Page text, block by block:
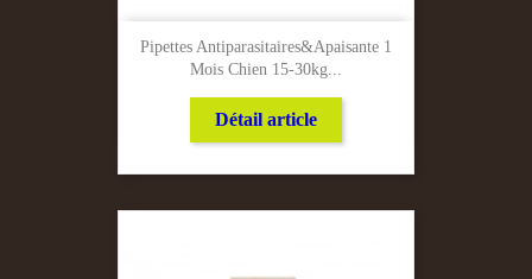
Pipettes Antiparasitaires&apaisante 1
Mois Chien 15-30kg...
Détail article